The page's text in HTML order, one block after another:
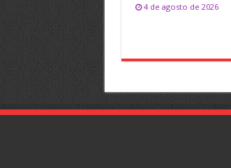
4 de agosto de 2026